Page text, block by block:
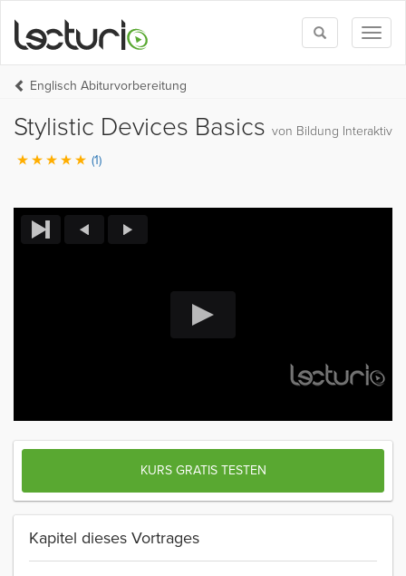
Toggle
search
Englisch Abiturvorbereitung
Stylistic Devices Basics von Bildung Interaktiv
(1)
KURS GRATIS TESTEN
Kapitel dieses Vortrages